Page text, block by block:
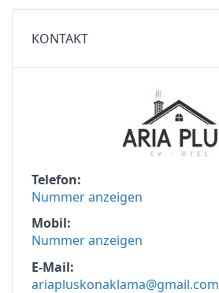
KONTAKT
Telefon
Nummer anzeigen
Mobil
Nummer anzeigen
E-Mail
ariapluskonaklama@gmail.com